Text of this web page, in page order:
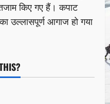
किए गए हैं। कपाट
उल्लासपूर्ण आगाज हो गया